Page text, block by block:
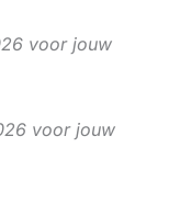
voor jouw
voor jouw